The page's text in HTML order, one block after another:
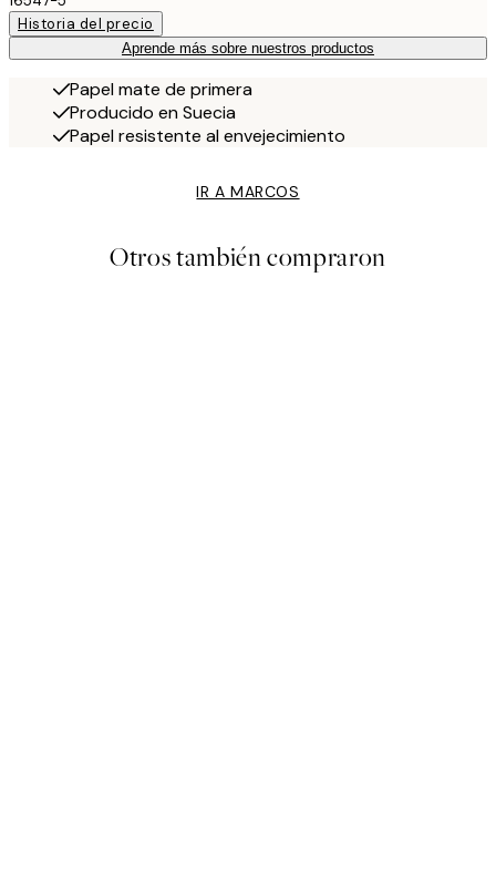
Historia del precio
Aprende más sobre nuestros productos
Papel mate de primera
Producido en Suecia
Papel resistente al envejecimiento
IR A MARCOS
Otros también compraron